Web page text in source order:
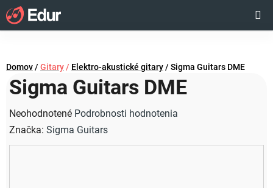
Prejsť
na
obsah
KOŠÍK
Domov/ Gitary / Elektro-akustické gitary/ Sigma Guitars DME
Sigma Guitars DME
Priemerné
hodnotenie
produktu
Neohodnotené Podrobnosti hodnotenia
Značka: Sigma Guitars